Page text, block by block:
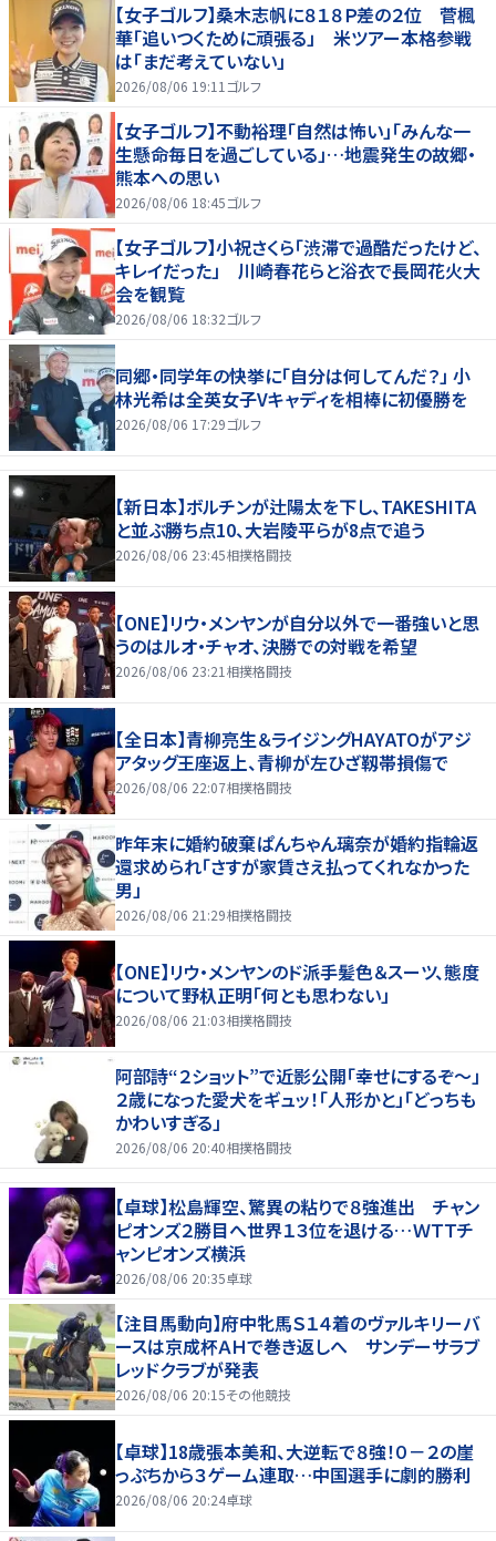
【女子ゴルフ】桑木志帆に８１８Ｐ差の２位 菅楓
華「追いつくために頑張る」 米ツアー本格参戦
は「まだ考えていない」
2026/08/06 19:11 ゴルフ
【女子ゴルフ】不動裕理「自然は怖い」「みんな一
生懸命毎日を過ごしている」…地震発生の故郷・
熊本への思い
2026/08/06 18:45ゴルフ
【女子ゴルフ】小祝さくら「渋滞で過酷だったけど、
キレイだった」 川崎春花らと浴衣で長岡花火大
会を観覧
2026/08/06 18:32ゴルフ
同郷・同学年の快挙に「自分は何してんだ？」 小
林光希は全英女子Vキャディを相棒に初優勝を
2026/08/06 17:29ゴルフ
【新日本】ボルチンが辻陽太を下し、TAKESHITA
と並ぶ勝ち点10、大岩陵平らが8点で追う
2026/08/06 23:45相撲格闘技
【ONE】リウ・メンヤンが自分以外で一番強いと思
うのはルオ・チャオ、決勝での対戦を希望
2026/08/06 23:21 相撲格闘技
【全日本】青柳亮生＆ライジングHAYATOがアジ
アタッグ王座返上、青柳が左ひざ靱帯損傷で
2026/08/06 22:07相撲格闘技
昨年末に婚約破棄ぱんちゃん璃奈が婚約指輪返
還求められ「さすが家賃さえ払ってくれなかった
男」
2026/08/06 21:29相撲格闘技
【ONE】リウ・メンヤンのド派手髪色＆スーツ、態度
について野杁正明「何とも思わない」
2026/08/06 21:03相撲格闘技
阿部詩“２ショット”で近影公開「幸せにするぞ〜」
２歳になった愛犬をギュッ！「人形かと」「どっちも
かわいすぎる」
2026/08/06 20:40相撲格闘技
【卓球】松島輝空、驚異の粘りで８強進出 チャン
ピオンズ２勝目へ世界１３位を退ける…ＷＴＴチ
ャンピオンズ横浜
2026/08/06 20:35卓球
【注目馬動向】府中牝馬Ｓ１４着のヴァルキリーバ
ースは京成杯ＡＨで巻き返しへ サンデーサラブ
レッドクラブが発表
2026/08/06 20:15その他競技
【卓球】18歳張本美和、大逆転で８強！０－２の崖
っぷちから３ゲーム連取…中国選手に劇的勝利
2026/08/06 20:24卓球